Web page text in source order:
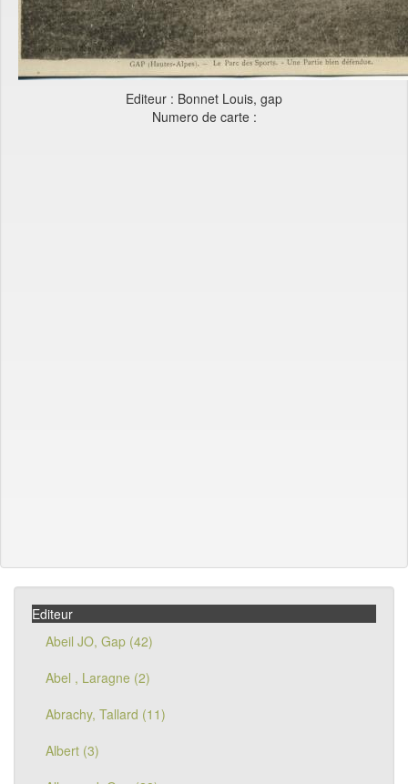
Editeur : Bonnet Louis, gap
Numero de carte :
Editeur
Abeil JO, Gap (42)
Abel , Laragne (2)
Abrachy, Tallard (11)
Albert (3)